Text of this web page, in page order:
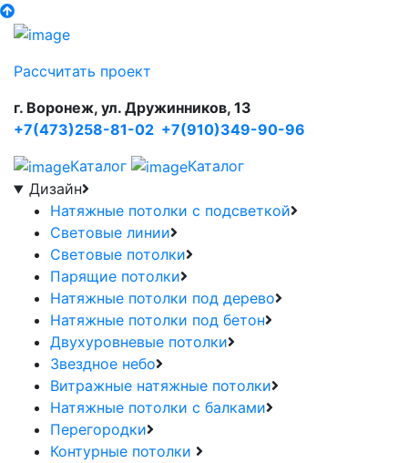
Рассчитать проект
г. Воронеж, ул. Дружинников, 13
+7(473)258-81-02 +7(910)349-90-96
Каталог
Каталог
Дизайн
Натяжные потолки с подсветкой
Световые линии
Световые потолки
Парящие потолки
Натяжные потолки под дерево
Натяжные потолки под бетон
Двухуровневые потолки
Звездное небо
Витражные натяжные потолки
Натяжные потолки с балками
Перегородки
Контурные потолки